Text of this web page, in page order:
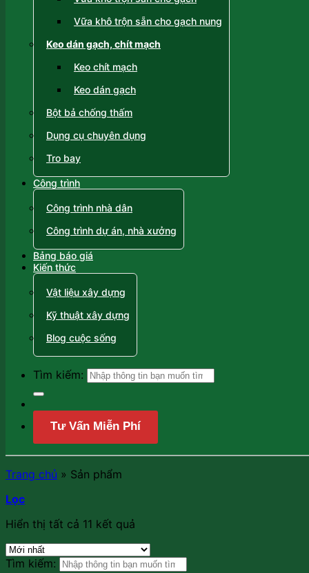
Vữa khô trộn sẵn cho gạch nung
Keo dán gạch, chít mạch
Keo chít mạch
Keo dán gạch
Bột bả chống thấm
Dụng cụ chuyên dụng
Tro bay
Công trình
Công trình nhà dân
Công trình dự án, nhà xưởng
Bảng báo giá
Kiến thức
Vật liệu xây dựng
Kỹ thuật xây dựng
Blog cuộc sống
Tìm kiếm:
Tư Vấn Miễn Phí
Trang chủ » Sản phẩm
Lọc
Hiển thị tất cả 11 kết quả
Tìm kiếm: